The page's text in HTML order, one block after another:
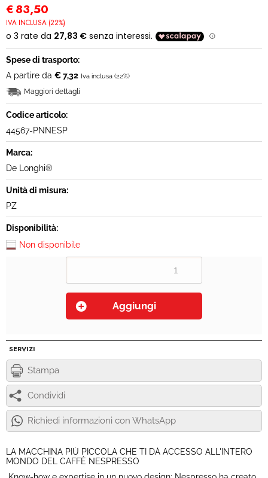
€ 83,50
IVA INCLUSA (22%)
Spese di trasporto:
A partire da € 7,32 Iva inclusa (22%)
Maggiori dettagli
Codice articolo:
44567-PNNESP
Marca:
De Longhi®
Unità di misura:
PZ
Disponibilità:
Non disponibile
SERVIZI
Stampa
Condividi
Richiedi informazioni con WhatsApp
LA MACCHINA PIÙ PICCOLA CHE TI DÀ ACCESSO ALL'INTERO
MONDO DEL CAFFÈ NESPRESSO